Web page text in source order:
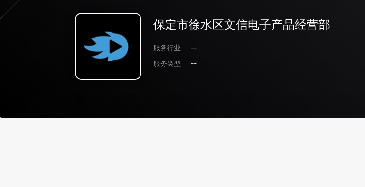
保定市徐水区文信电子产品经营部
服务行业
--
服务类型
--